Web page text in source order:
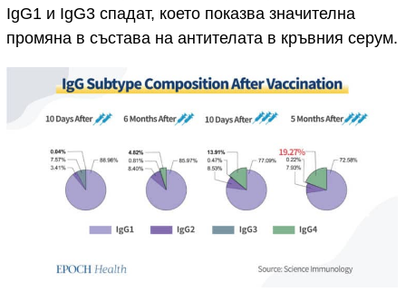
IgG1 и IgG3 спадат, което показва значителна
промяна в състава на антителата в кръвния серум.